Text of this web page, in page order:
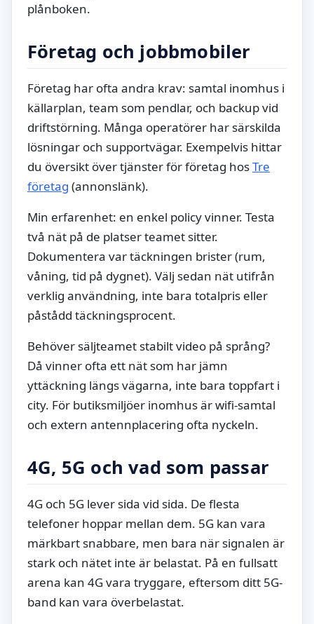
plånboken.
Företag och jobbmobiler
Företag har ofta andra krav: samtal inomhus i
källarplan, team som pendlar, och backup vid
driftstörning. Många operatörer har särskilda
lösningar och supportvägar. Exempelvis hittar
du översikt över tjänster för företag hosTre
företag (annonslänk).
Min erfarenhet: en enkel policy vinner. Testa
två nät på de platser teamet sitter.
Dokumentera var täckningen brister (rum,
våning, tid på dygnet). Välj sedan nät utifrån
verklig användning, inte bara totalpris eller
påstådd täckningsprocent.
Behöver säljteamet stabilt video på språng?
Då vinner ofta ett nät som har jämn
yttäckning längs vägarna, inte bara toppfart i
city. För butiksmiljöer inomhus är wifi-samtal
och extern antennplacering ofta nyckeln.
4G, 5G och vad som passar
4G och 5G lever sida vid sida. De flesta
telefoner hoppar mellan dem. 5G kan vara
märkbart snabbare, men bara när signalen är
stark och nätet inte är belastat. På en fullsatt
arena kan 4G vara tryggare, eftersom ditt 5G-
band kan vara överbelastat.